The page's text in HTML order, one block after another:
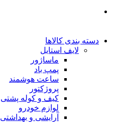
دسته بندی کالاها
لایف استایل
ماساژور
پمپ باد
ساعت هوشمند
پروژکتور
کیف و کوله پشتی
لوازم خودرو
آرایشی و بهداشتی